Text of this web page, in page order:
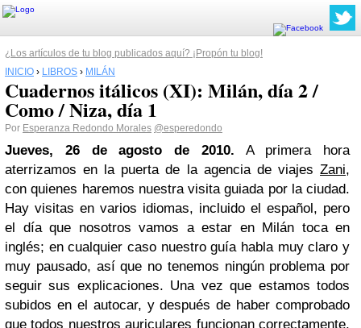
¿Los artículos de tu blog publicados aquí? ¡Propón tu blog!
INICIO › LIBROS › MILÁN
Cuadernos itálicos (XI): Milán, día 2 /
Como / Niza, día 1
Por Esperanza Redondo Morales @esperedondo
Jueves, 26 de agosto de 2010. A primera hora
aterrizamos en la puerta de la agencia de viajes Zani,
con quienes haremos nuestra visita guiada por la ciudad.
Hay visitas en varios idiomas, incluido el español, pero
el día que nosotros vamos a estar en Milán toca en
inglés; en cualquier caso nuestro guía habla muy claro y
muy pausado, así que no tenemos ningún problema por
seguir sus explicaciones. Una vez que estamos todos
subidos en el autocar, y después de haber comprobado
que todos nuestros auriculares funcionan correctamente,